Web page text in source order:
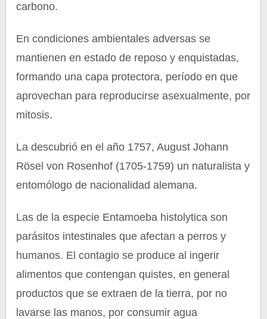
carbono.
En condiciones ambientales adversas se
mantienen en estado de reposo y enquistadas,
formando una capa protectora, período en que
aprovechan para reproducirse asexualmente, por
mitosis.
La descubrió en el año 1757, August Johann
Rösel von Rosenhof (1705-1759) un naturalista y
entomólogo de nacionalidad alemana.
Las de la especie Entamoeba histolytica son
parásitos intestinales que afectan a perros y
humanos. El contagio se produce al ingerir
alimentos que contengan quistes, en general
productos que se extraen de la tierra, por no
lavarse las manos, por consumir agua